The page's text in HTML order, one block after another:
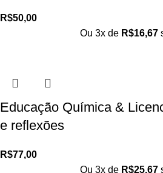
R$50,00
Ou 3x de R$16,67
Educação Química &
e reflexões
R$77,00
Ou 3x de R$25,67